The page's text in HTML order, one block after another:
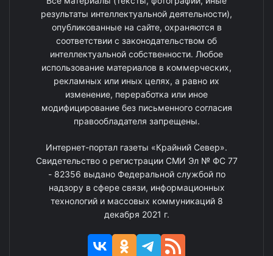
результаты интеллектуальной деятельности),
опубликованные на сайте, охраняются в
соответствии с законодательством об
интеллектуальной собственности. Любое
использование материалов в коммерческих,
рекламных или иных целях, а равно их
изменение, переработка или иное
модифицирование без письменного согласия
правообладателя запрещены.
Интернет-портал газеты «Крайний Север».
Свидетельство о регистрации СМИ Эл № ФС 77
- 82356 выдано Федеральной службой по
надзору в сфере связи, информационных
технологий и массовых коммуникаций 8
декабря 2021 г.